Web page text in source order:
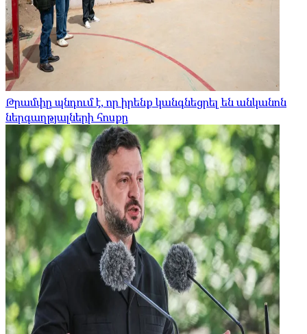
Թրամփը պնդում է, որ իրենք կանգնեցրել են անկանոն
ներգաղթյալների հոսքը